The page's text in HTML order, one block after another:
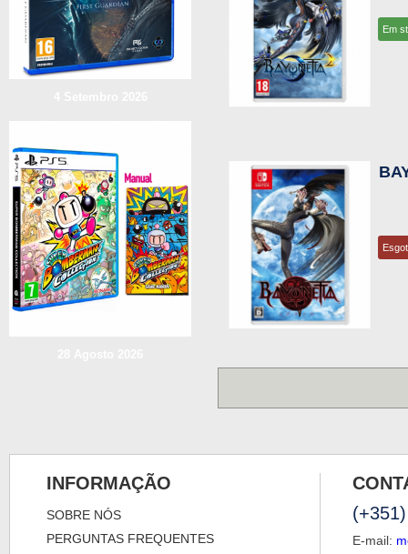
Em
INFORMAÇÃO
SOBRE NÓS
PERGUNTAS FREQUENTES
E-mail: